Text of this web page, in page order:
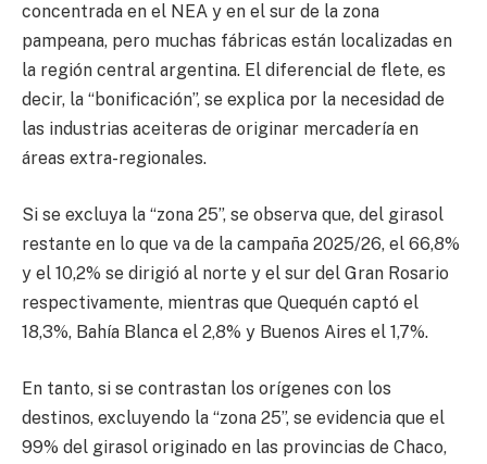
concentrada en el NEA y en el sur de la zona
pampeana, pero muchas fábricas están localizadas en
la región central argentina. El diferencial de flete, es
decir, la “bonificación”, se explica por la necesidad de
las industrias aceiteras de originar mercadería en
áreas extra-regionales.
Si se excluya la “zona 25”, se observa que, del girasol
restante en lo que va de la campaña 2025/26, el 66,8%
y el 10,2% se dirigió al norte y el sur del Gran Rosario
respectivamente, mientras que Quequén captó el
18,3%, Bahía Blanca el 2,8% y Buenos Aires el 1,7%.
En tanto, si se contrastan los orígenes con los
destinos, excluyendo la “zona 25”, se evidencia que el
99% del girasol originado en las provincias de Chaco,